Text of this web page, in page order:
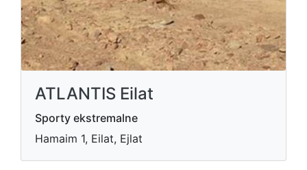
ATLANTIS Eilat
Sporty ekstremalne
Hamaim 1, Eilat, Ejlat